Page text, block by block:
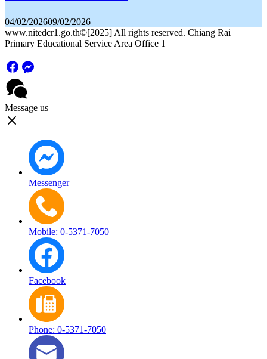
04/02/202609/02/2026
www.nitedcr1.go.th©[2025] All rights reserved. Chiang Rai
Primary Educational Service Area Office 1
Message us
Messenger
Mobile: 0-5371-7050
Facebook
Phone: 0-5371-7050